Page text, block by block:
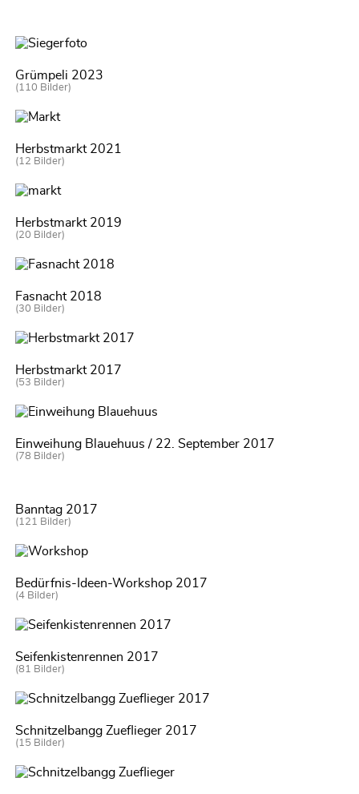
Grümpeli 2023
(110 Bilder)
Herbstmarkt 2021
(12 Bilder)
Herbstmarkt 2019
(20 Bilder)
Fasnacht 2018
(30 Bilder)
Herbstmarkt 2017
(53 Bilder)
Einweihung Blauehuus / 22. September 2017
(78 Bilder)
Banntag 2017
(121 Bilder)
Bedürfnis-Ideen-Workshop 2017
(4 Bilder)
Seifenkistenrennen 2017
(81 Bilder)
Schnitzelbangg Zueflieger 2017
(15 Bilder)